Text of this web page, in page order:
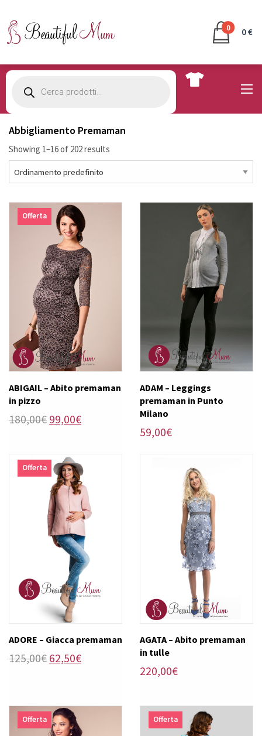
0 0 €
search
Abbigliamento Premaman
Showing 1–16 of 202 results
Offerta
ABIGAIL – Abito premaman
in pizzo
180,00€ Il
era:
180,00€.
99,00€Il
è:
99,00€.
ADAM – Leggings
premaman in Punto
Milano
59,00€
Offerta
ADORE – Giacca premaman
125,00€ Il
era:
125,00€.
62,50€Il
è:
AGATA – Abito premaman
in tulle
220,00€
Offerta Offerta